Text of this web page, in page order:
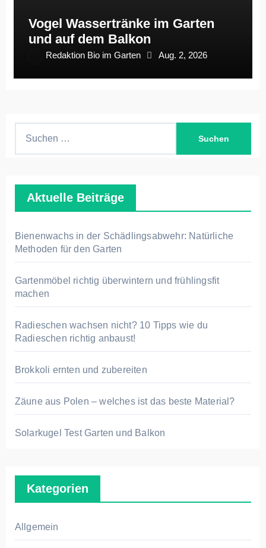
Vogel Wassertränke im Garten
und auf dem Balkon
Redaktion Bio im Garten Aug. 2, 2026
n
n
a
c
h
:
Aktuelle Beiträge
Bienenwachs in der Schädlingsabwehr: Natürliche
Methoden für den Garten
Gartenmöbel richtig überwintern und frühlingsfit
machen
Radieschen wachsen nicht? 10 Tipps wie du
Radieschen richtig anbaust!
Brokkoli ernten und zubereiten
Zäune aus Polen – welches ist das beste Material?
Solarkugel Test Garten und Balkon
Kategorien
Allgemein